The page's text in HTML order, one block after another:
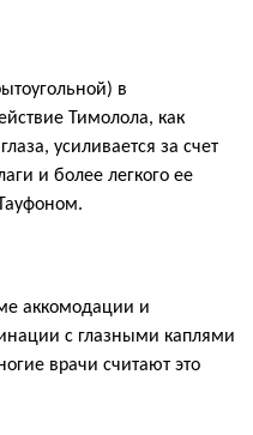
в
Тимолола, как
усиливается за счет
и более легкого ее
аккомодации и
с глазными каплями
врачи считают это